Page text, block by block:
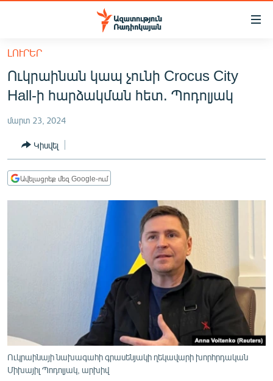
Մատչելիության
հիմնական
բովանդակությանը
Անցնել
հիմնական
մենյուին
ՀԱՅԱՍՏԱՆ
ՔԱՂԱՔԱԿԱՆ
ԸՆՏՐՈՒԹՅՈՒՆՆԵՐ 2026
ԻՐԱՎՈՒՆՔ
ՀԱՍԱՐԱԿՈՒԹՅՈՒՆ
ՊԱՏԵՐԱԶՄԻ 6 ՇԱԲԱԹՆԵՐԸ
ՄԵԿՆԱԲԱՆՈՒԹՅՈՒՆ
ՏՏ ԵՒ ԻՆՏԵՐՆԵՏ
ԼՈՒՐԵՐ
Ուկրաինան կապ չունի Crocus City
Hall-ի հարձակման հետ. Պոդոլյակ
մարտ 23, 2024
Կիսվել
Ավելացրեք մեզ Google-ում
Ուկրաինայի նախագահի գրասենյակի ղեկավարի խորհրդական
Միխայիլ Պոդոլյակ, արխիվ